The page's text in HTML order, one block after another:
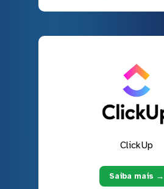
ClickUp
Saiba mais →